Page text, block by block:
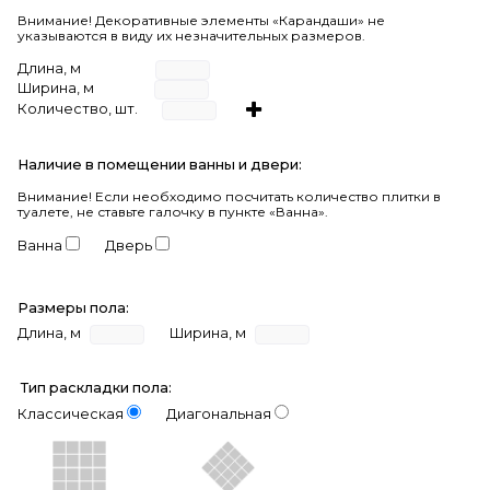
Внимание! Декоративные элементы «Карандаши» не
указываются в виду их незначительных размеров.
Длина, м
Ширина, м
Количество, шт.
Наличие в помещении ванны и двери:
Внимание! Если необходимо посчитать количество плитки в
туалете, не ставьте галочку в пункте «Ванна».
Ванна Дверь
Размеры пола:
Длина, м
Ширина, м
Тип раскладки пола:
Классическая
Диагональная